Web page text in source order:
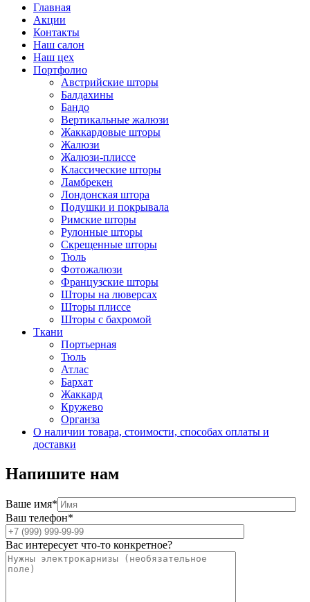
Главная
Акции
Контакты
Наш салон
Наш цех
Портфолио
Австрийские шторы
Балдахины
Бандо
Вертикальные жалюзи
Жаккардовые шторы
Жалюзи
Жалюзи-плиссе
Классические шторы
Ламбрекен
Лондонская штора
Подушки и покрывала
Римские шторы
Рулонные шторы
Скрещенные шторы
Тюль
Фотожалюзи
Французские шторы
Шторы на люверсах
Шторы плиссе
Шторы с бахромой
Ткани
Портьерная
Тюль
Атлас
Бархат
Жаккард
Кружево
Органза
О наличии товара, стоимости, способах оплаты и
доставки
Напишите нам
Ваше имя*
Ваш телефон*
Вас интересует что-то конкретное?